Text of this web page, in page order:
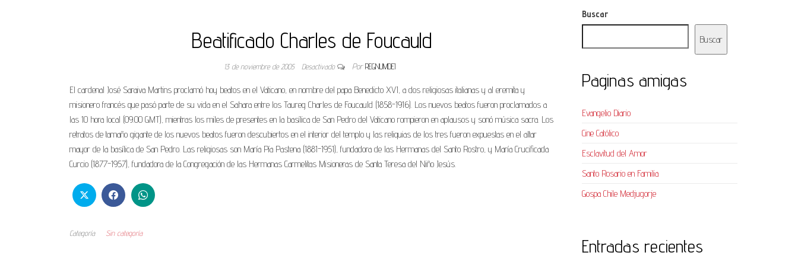
Beatificado Charles de Foucauld
13 de noviembre de 2005 Desactivado Por REGNUMDEI
El cardenal José Saraiva Martins proclamó hoy beatos en el Vaticano, en nombre del papa Benedicto XVI, a dos religiosas italianas y al eremita y
misionero francés que pasó parte de su vida en el Sahara entre los Taureg Charles de Foucauld (1858-1916). Los nuevos beatos fueron proclamados a
las 10 hora local (09.00 GMT), mientras los miles de presentes en la basílica de San Pedro del Vaticano rompieron en aplausos y sonó música sacra. Los
retratos de tamaño gigante de los nuevos beatos fueron descubiertos en el interior del templo y las reliquias de los tres fueron expuestas en el altar
mayor de la basílica de San Pedro. Las religiosas son María Pía Pastena (1881-1951), fundadora de las Hermanas del Santo Rostro, y María Crucificada
Curcio (1877-1957), fundadora de la Congregación de las Hermanas Carmelitas Misioneras de Santa Teresa del Niño Jesús.
Categoría Sin categoría
Buscar
Buscar
Paginas amigas
Evangelio Diario
Cine Católico
Esclavitud del Amor
Santo Rosario en Familia
Gospa Chile Medjugorje
Entradas recientes